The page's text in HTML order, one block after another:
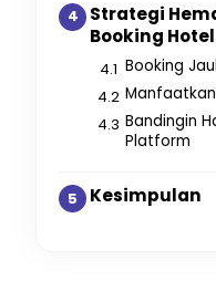
Strategi
Booking Hotel
Booking
Bandingin
Platform
Kesimpulan